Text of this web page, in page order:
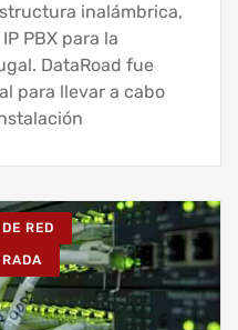
inalámbrica,
PBX para la
DataRoad fue
para llevar a cabo
RED